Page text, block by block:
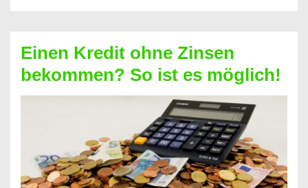
Festvertrag
für
jeden
erfahren
Sie
Einen Kredit ohne Zinsen
bekommen? So ist es möglich!